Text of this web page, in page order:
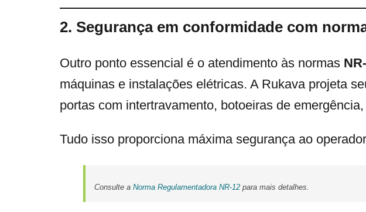
2. Segurança em conformidade com
Outro ponto essencial é o atendimento às normas
máquinas e instalações elétricas. A Rukava projeta
portas com intertravamento, botoeiras de
Tudo isso proporciona máxima segurança ao
Consulte a Norma Regulamentadora NR-12 para mais detalhes.